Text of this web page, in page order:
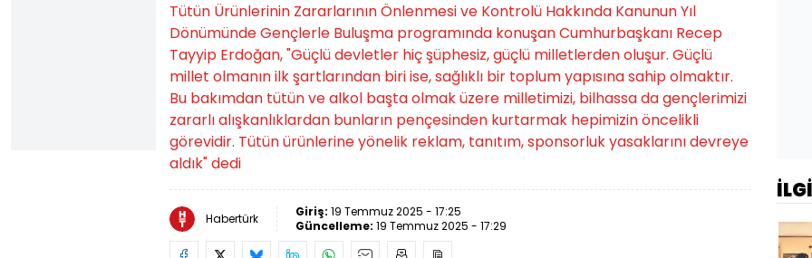
Tütün Ürünlerinin Zararlarının Önlenmesi ve Kontrolü Hakkında Kanunun Yıl
Dönümünde Gençlerle Buluşma programında konuşan Cumhurbaşkanı Recep
Tayyip Erdoğan, "Güçlü devletler hiç şüphesiz, güçlü milletlerden oluşur. Güçlü
millet olmanın ilk şartlarından biri ise, sağlıklı bir toplum yapısına sahip olmaktır.
Bu bakımdan tütün ve alkol başta olmak üzere milletimizi, bilhassa da gençlerimizi
zararlı alışkanlıklardan bunların pençesinden kurtarmak hepimizin öncelikli
görevidir. Tütün ürünlerine yönelik reklam, tanıtım, sponsorluk yasaklarını devreye
aldık" dedi
Habertürk Giriş: 19 Temmuz 2025 - 17:25
Güncelleme: 19 Temmuz 2025 - 17:29